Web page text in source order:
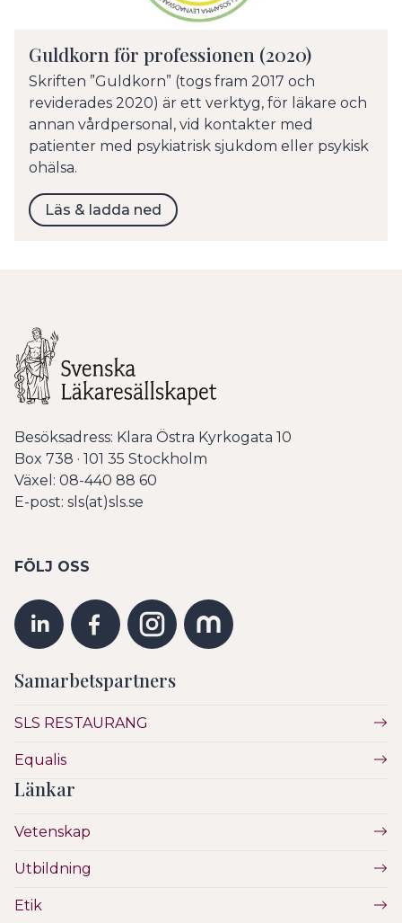
Guldkorn för professionen (2020)
Skriften ”Guldkorn” (togs fram 2017 och
reviderades 2020) är ett verktyg, för läkare och
annan vårdpersonal, vid kontakter med
patienter med psykiatrisk sjukdom eller psykisk
ohälsa.
Läs & ladda ned
Besöksadress: Klara Östra Kyrkogata 10
Box 738 · 101 35 Stockholm
Växel: 08-440 88 60
E-post: sls(at)sls.se
FÖLJ OSS
Samarbetspartners
SLS RESTAURANG
Equalis
Länkar
Vetenskap
Utbildning
Etik